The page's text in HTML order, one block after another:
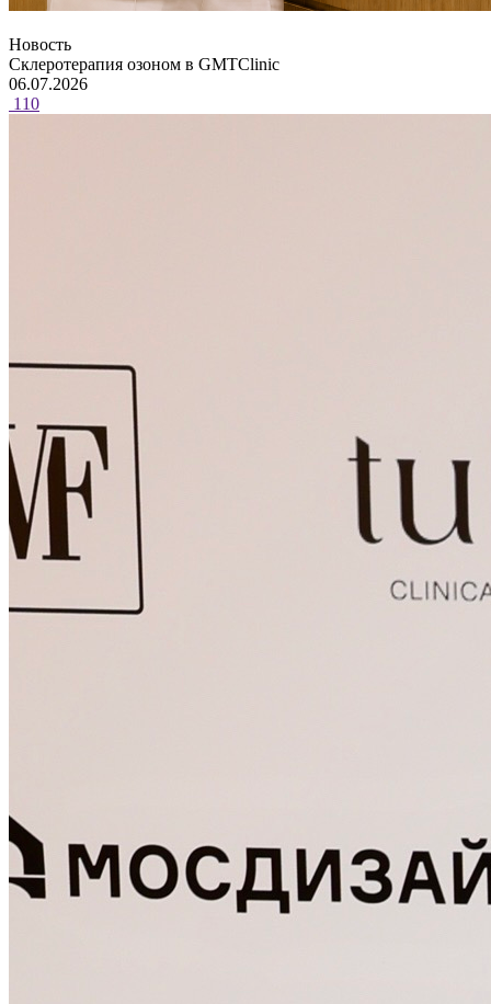
Новость
Склеротерапия озоном в GMTClinic
06.07.2026
110